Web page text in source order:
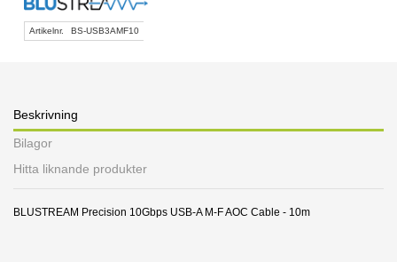
Artikelnr. BS-USB3AMF10
Beskrivning
Bilagor
Hitta liknande produkter
BLUSTREAM Precision 10Gbps USB-A M-F AOC Cable - 10m